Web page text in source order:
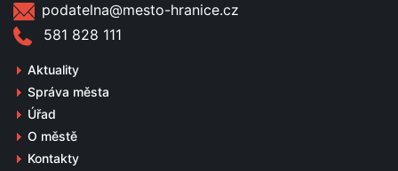
podatelna@mesto-hranice.cz
581 828 111
Aktuality
Správa města
Úřad
O městě
Kontakty